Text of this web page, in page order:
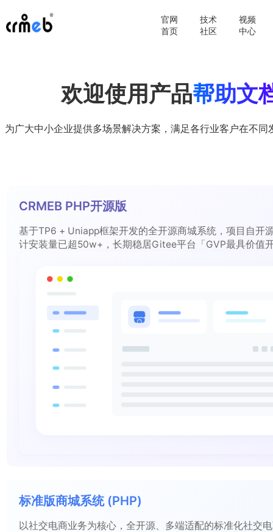
官网
首页
技术
社区
视频
中心
欢迎使用产品帮助文
为广大中小企业提供多场景解决方案，满足各行业客户在不同
CRMEB PHP开源版
基于TP6 + Uniapp框架开发的全开源商城系统，项目自开
计安装量已超50w+，长期稳居Gitee平台「GVP最具价值
标准版商城系统 (PHP)
以社交电商业务为核心，全开源、多端适配的标准化社交